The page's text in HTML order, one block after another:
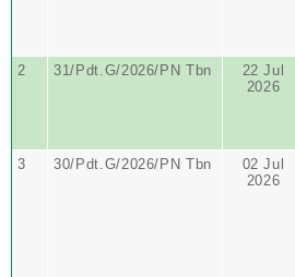
2
31/Pdt.G/2026/PN Tbn
22 Jul
2026
3
30/Pdt.G/2026/PN Tbn
02 Jul
2026